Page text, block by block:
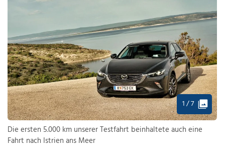
1 / 7
Die ersten 5.000 km unserer Testfahrt beinhaltete auch eine
Fahrt nach Istrien ans Meer